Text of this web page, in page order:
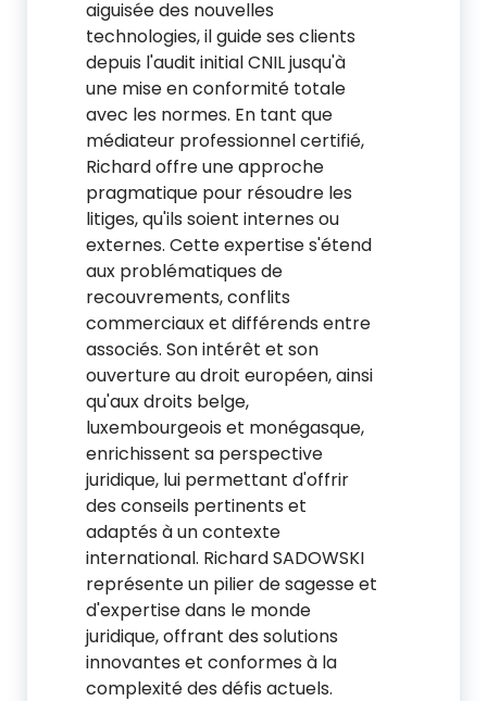
aiguisée des nouvelles
technologies, il guide ses clients
depuis l'audit initial CNIL jusqu'à
une mise en conformité totale
avec les normes. En tant que
médiateur professionnel certifié,
Richard offre une approche
pragmatique pour résoudre les
litiges, qu'ils soient internes ou
externes. Cette expertise s'étend
aux problématiques de
recouvrements, conflits
commerciaux et différends entre
associés. Son intérêt et son
ouverture au droit européen, ainsi
qu'aux droits belge,
luxembourgeois et monégasque,
enrichissent sa perspective
juridique, lui permettant d'offrir
des conseils pertinents et
adaptés à un contexte
international. Richard SADOWSKI
représente un pilier de sagesse et
d'expertise dans le monde
juridique, offrant des solutions
innovantes et conformes à la
complexité des défis actuels.